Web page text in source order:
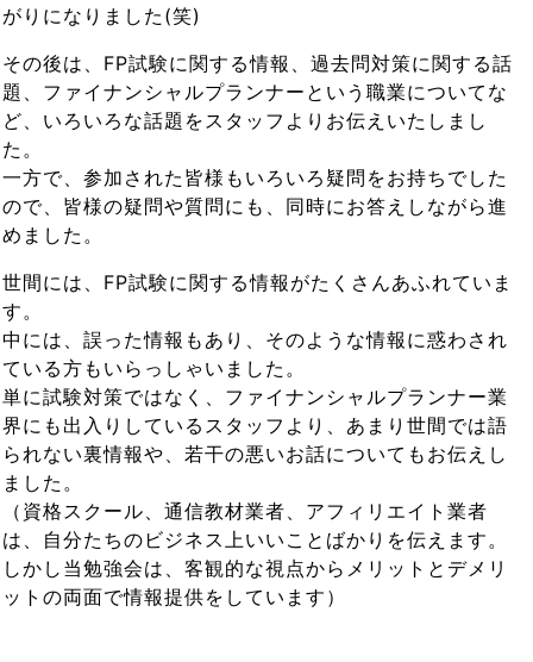
がりになりました(笑)
その後は、FP試験に関する情報、過去問対策に関する話
題、ファイナンシャルプランナーという職業についてな
ど、いろいろな話題をスタッフよりお伝えいたしまし
た。
一方で、参加された皆様もいろいろ疑問をお持ちでした
ので、皆様の疑問や質問にも、同時にお答えしながら進
めました。
世間には、FP試験に関する情報がたくさんあふれていま
す。
中には、誤った情報もあり、そのような情報に惑わされ
ている方もいらっしゃいました。
単に試験対策ではなく、ファイナンシャルプランナー業
界にも出入りしているスタッフより、あまり世間では語
られない裏情報や、若干の悪いお話についてもお伝えし
ました。
（資格スクール、通信教材業者、アフィリエイト業者
は、自分たちのビジネス上いいことばかりを伝えます。
しかし当勉強会は、客観的な視点からメリットとデメリ
ットの両面で情報提供をしています）